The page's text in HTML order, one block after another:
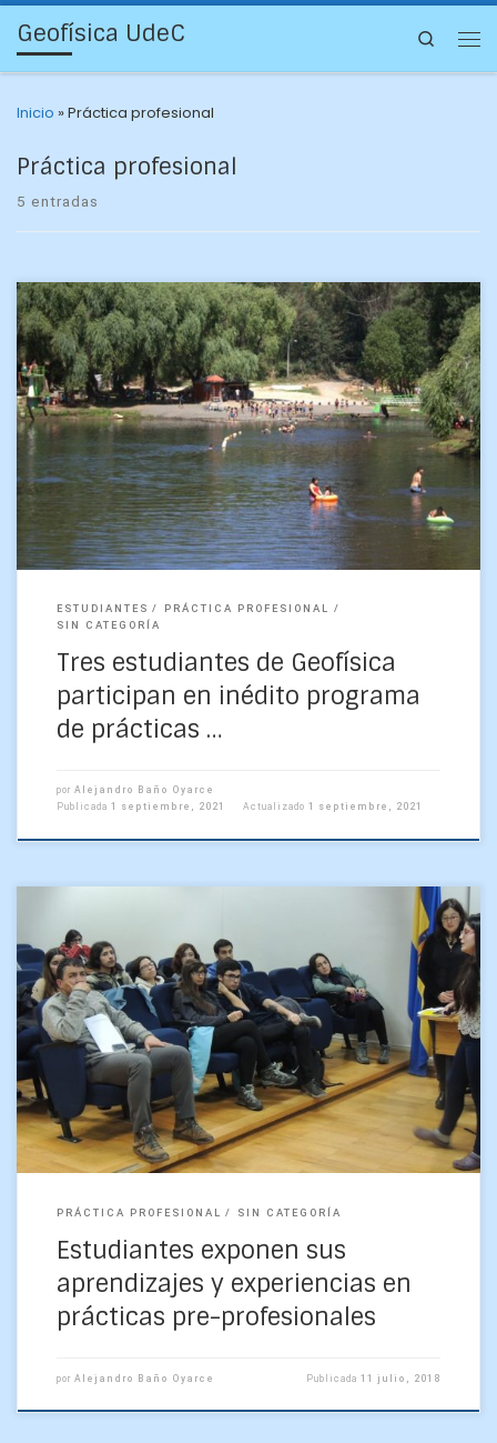
Geofísica UdeC Search
Inicio »Práctica profesional
Práctica profesional
5 entradas
Confeccionaron proyectos para el desarrollo de Hualqui,
Gorbea y Quilaco Tres estudiantes de Geofísica participaron
en la primera versión, año 2021, del Programa Prácticas con
[…]
ESTUDIANTES
PRÁCTICA PROFESIONAL
SIN CATEGORÍA
Tres estudiantes de Geofísica
participan en inédito programa
de prácticas …
por Alejandro Baño Oyarce
Publicada 1 septiembre, 2021 Actualizado 1 septiembre, 2021
Estudiantes de Geofísica dieron a conocer sus experiencias
laborales obtenidas en sus recientes prácticas pre-
profesionales realizadas en el segundo semestre del cuarto
año de la […]
PRÁCTICA PROFESIONAL SIN CATEGORÍA
Estudiantes exponen sus
aprendizajes y experiencias en
prácticas pre-profesionales
por Alejandro Baño Oyarce Publicada11 julio, 2018